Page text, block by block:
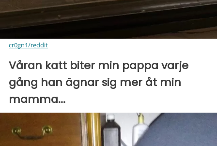
cr0gn1/reddit
Våran katt biter min pappa varje
gång han ägnar sig mer åt min
mamma...